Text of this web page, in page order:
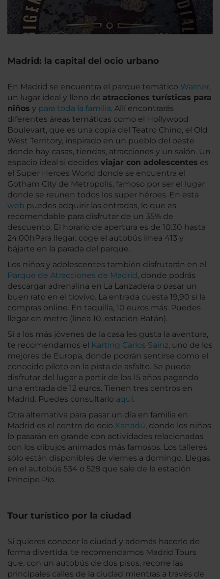
Madrid: la capital del ocio urbano
En Madrid se encuentra el parque temático Warner,
un lugar ideal y lleno de atracciones turísticas para
niños y para toda la familia. Allí encontrarás
diferentes áreas temáticas como el Hollywood
Boulevart, que es una copia del Teatro Chino, el Old
West Territory, inspirado en un pueblo del oeste
donde hay casas, tiendas, atracciones y un salón. Un
espacio ideal si decides viajar con adolescentes es
el Super Heroes World donde se encuentra el
Gotham City de Metropolis, famoso por ser el lugar
donde se reunen todos los super héroes. En esta
web puedes adquirir las entradas, lo que es
recomendable para disfrutar de un 35% de
descuento. El horario de apertura es de 10:30 hasta
24:00hPara llegar, coge el autobús línea 413 y
bájarte en la parada del parque.
Los niños y adolescentes también disfrutarán en el
Parque de Atracciones de Madrid, donde podrás
descargar adrenalina en La Lanzadera o pasar un
buen rato en el tiovivo. La entrada cuesta 19,90 si la
compras online. En taquilla, 10 euros más. Puedes
llegar en metro (línea 10, estación Batán).
Si a los más jóvenes de la casa les gusta la aventura,
te recomendamos el Karting Carlos Sainz, uno de los
mejores de Europa, donde podrán sentirse como el
conocido piloto en la pista de asfalto. Se puede
disfrutar del lugar a partir de los 15 años pagando
una entrada de 12 euros. Tienen tres centros en
Madrid. Puedes consultarlo aquí.
Otra alternativa para pasar un día en familia en
Madrid es el centro de ocio Xanadú, donde los niños
lo pasarán en grande con actividades relacionadas
con los dibujos animados más famosos. Los talleres
sólo están disponibles de viernes a domingo. Llegas
en el autobús 534 o 528 que sale de la estación
Príncipe Pío.
Tour turístico por la ciudad
Si quieres conocer la ciudad y además hacerlo de
forma divertida, te recomendamos Madrid Tours
que, con un autobús de dos pisos, recorre las
principales calles de la ciudad mientras a través de